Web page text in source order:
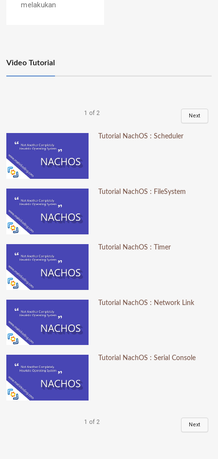
melakukan
Video Tutorial
1 of 2 Next
Tutorial NachOS : Scheduler
Tutorial NachOS : FileSystem
Tutorial NachOS : Timer
Tutorial NachOS : Network Link
Tutorial NachOS : Serial Console
1 of 2 Next